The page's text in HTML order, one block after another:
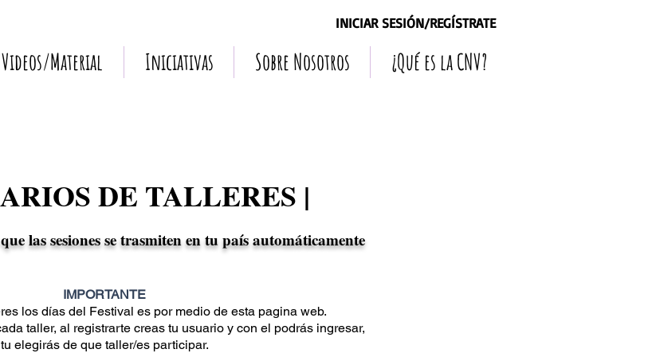
INICIAR SESIÓN/REGÍSTRATE
Videos/Material Iniciativas Sobre Nosotros ¿Qué es la CNV?
DE TALLERES |
las sesiones se trasmiten en tu país automáticamente
IMPORTANTE
los días del Festival es por medio de esta pagina web.
taller, al registrarte creas tu usuario y con el podrás ingresar,
tu elegirás de que taller/es participar.